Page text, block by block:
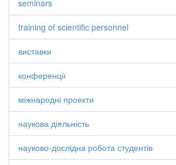
seminars
training of scientific personnel
виставки
конференції
міжнародні проекти
наукова діяльність
науково-дослідна робота студентів